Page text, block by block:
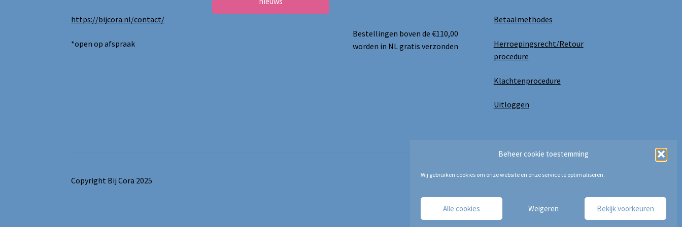
Beheer cookie toestemming
Wij gebruiken cookies om onze website en onze service te optimaliseren.
Alle cookies Weigeren Bekijk voorkeuren
https://bijcora.nl/contact/
*open op afspraak
Bestellingen boven de €110,00
worden in NL gratis verzonden
Betaalmethodes
Herroepingsrecht/Retour
procedure
Klachtenprocedure
Uitloggen
Copyright Bij Cora 2025